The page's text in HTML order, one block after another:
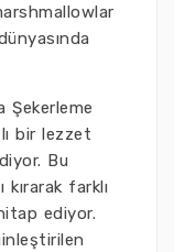
Şekerleme
bir lezzet
Bu
kırarak farklı
ediyor.